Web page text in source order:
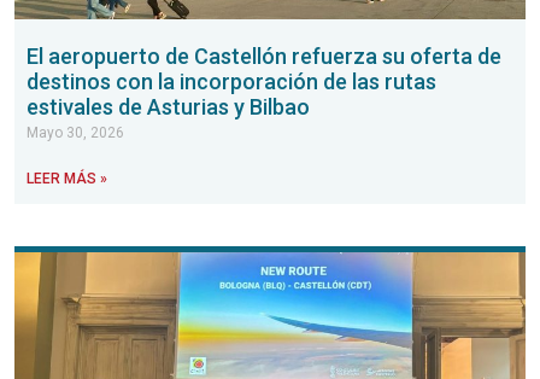
El aeropuerto de Castellón refuerza su oferta de
destinos con la incorporación de las rutas
estivales de Asturias y Bilbao
Mayo 30, 2026
LEER MÁS »